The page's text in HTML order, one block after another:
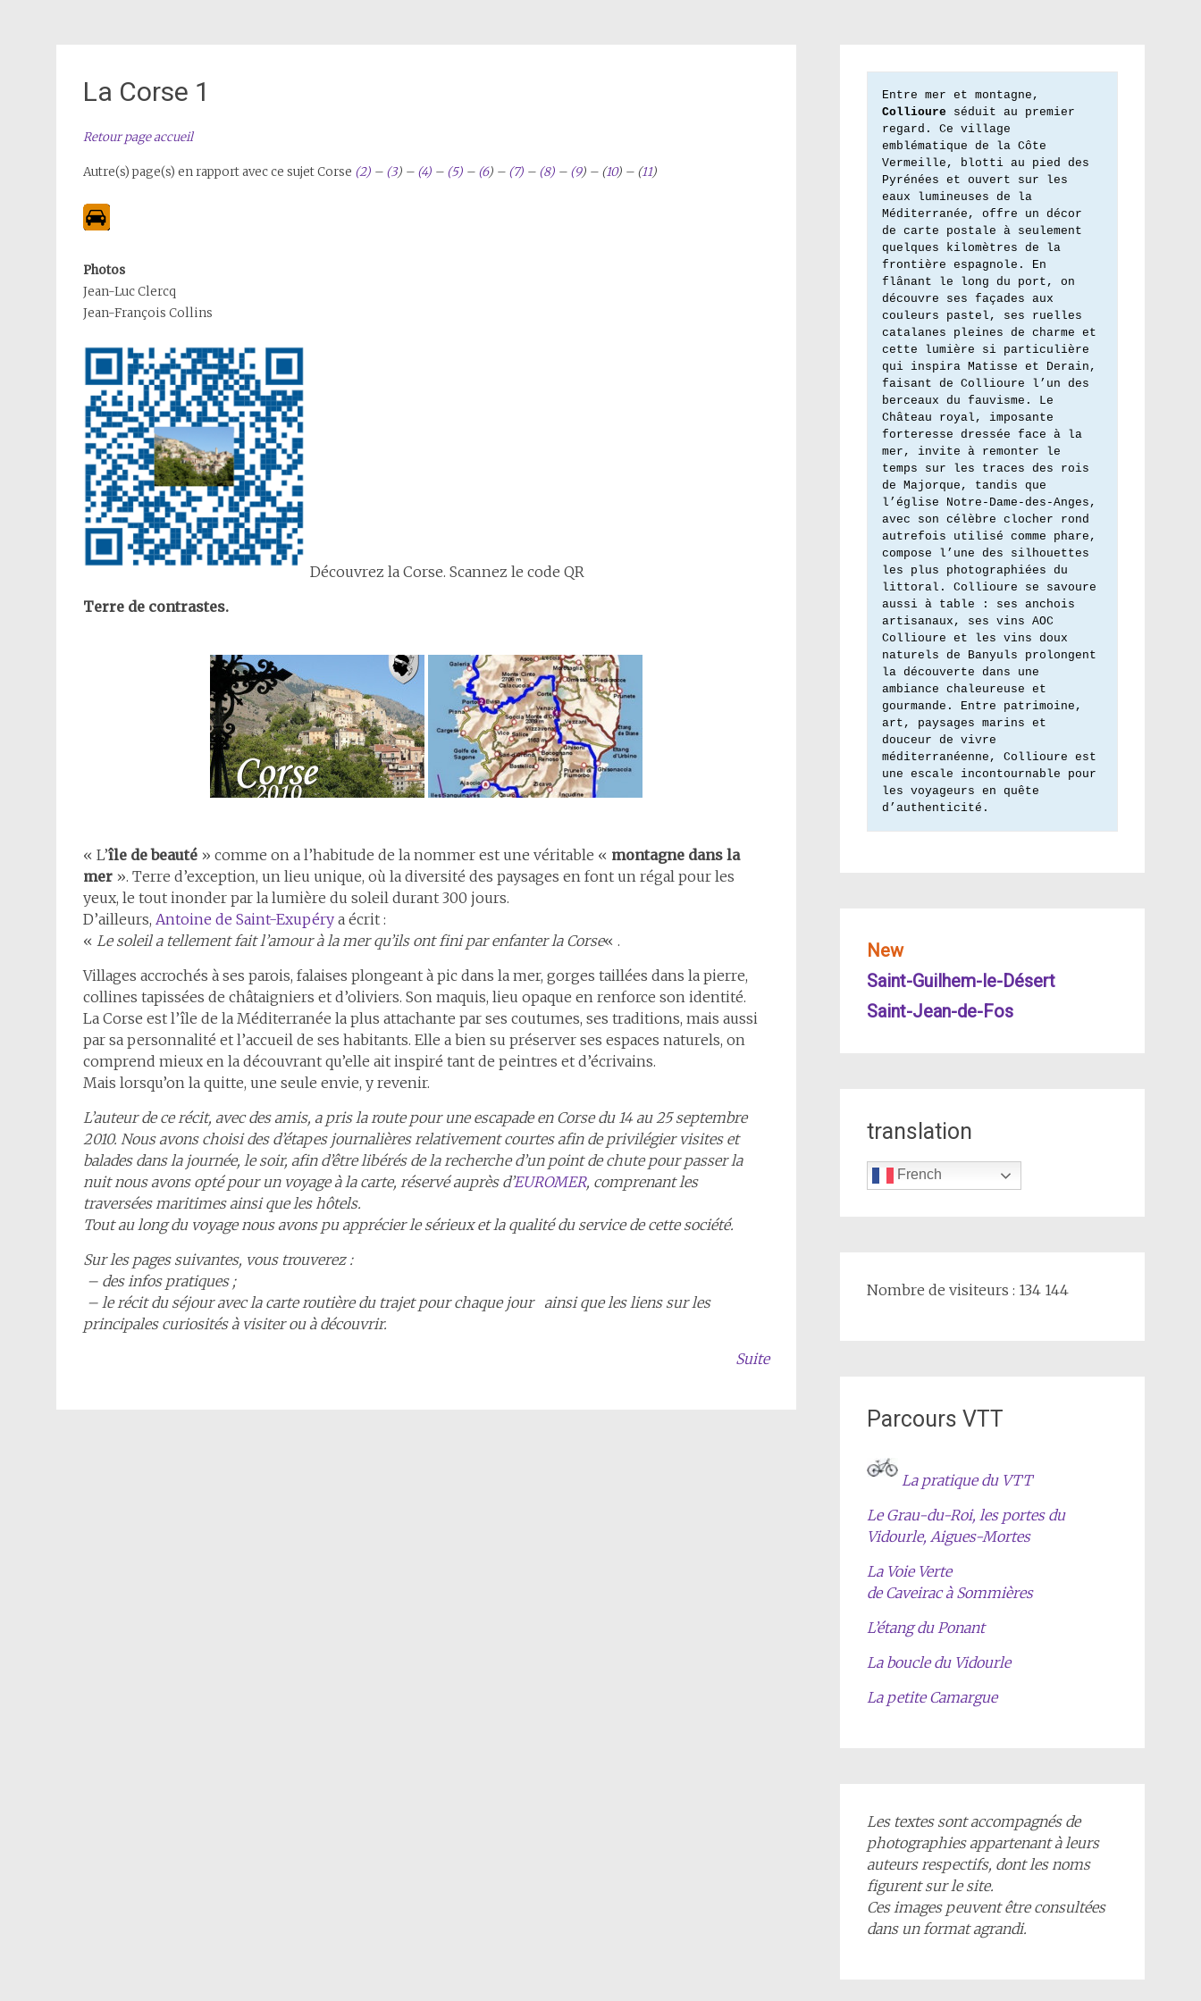
La Corse 1
Retour page accueil
Autre(s) page(s) en rapport avec ce sujetCorse (2) – (3) – (4) – (5) – (6) – (7) – (8) – (9) – (10) – (11)
Photos
Jean-Luc Clercq
Jean-François Collins
Découvrez la Corse. Scannez le code QR
Terre de contrastes.
« L’île de beauté » comme on a l’habitude de la nommer est une véritable « montagne dans la
mer ». Terre d’exception, un lieu unique, où la diversité des paysages en font un régal pour les
yeux, le tout inonder par la lumière du soleil durant 300 jours.
D’ailleurs, Antoine de Saint-Exupéry a écrit :
« Le soleil a tellement fait l’amour à la mer qu’ils ont fini par enfanter la Corse« .
Villages accrochés à ses parois, falaises plongeant à pic dans la mer, gorges taillées dans la pierre,
collines tapissées de châtaigniers et d’oliviers. Son maquis, lieu opaque en renforce son identité.
La Corse est l’île de la Méditerranée la plus attachante par ses coutumes, ses traditions, mais aussi
par sa personnalité et l’accueil de ses habitants. Elle a bien su préserver ses espaces naturels, on
comprend mieux en la découvrant qu’elle ait inspiré tant de peintres et d’écrivains.
Mais lorsqu’on la quitte, une seule envie, y revenir.
L’auteur de ce récit, avec des amis, a pris la route pour une escapade en Corse du 14 au 25 septembre
2010. Nous avons choisi des d’étapes journalières relativement courtes afin de privilégier visites et
balades dans la journée, le soir, afin d’être libérés de la recherche d’un point de chute pour passer la
nuit nous avons opté pour un voyage à la carte, réservé auprès d’EUROMER, comprenant les
traversées maritimes ainsi que les hôtels.
Tout au long du voyage nous avons pu apprécier le sérieux et la qualité du service de cette société.
Sur les pages suivantes, vous trouverez :
– des infos pratiques ;
– le récit du séjour avec la carte routière du trajet pour chaque jour ainsi que les liens sur les
principales curiosités à visiter ou à découvrir.
Suite
Collioure séduit au premier
regard. Ce village
emblématique de la Côte
Vermeille, blotti au pied des
Pyrénées et ouvert sur les
eaux lumineuses de la
Méditerranée, offre un décor
de carte postale à seulement
quelques kilomètres de la
frontière espagnole. En
flânant le long du port, on
découvre ses façades aux
couleurs pastel, ses ruelles
catalanes pleines de charme et
cette lumière si particulière
qui inspira Matisse et Derain,
faisant de Collioure l’un des
berceaux du fauvisme. Le
Château royal, imposante
forteresse dressée face à la
mer, invite à remonter le
temps sur les traces des rois
de Majorque, tandis que
l’église Notre-Dame-des-Anges,
avec son célèbre clocher rond
autrefois utilisé comme phare,
compose l’une des silhouettes
les plus photographiées du
littoral. Collioure se savoure
aussi à table : ses anchois
artisanaux, ses vins AOC
Collioure et les vins doux
naturels de Banyuls prolongent
la découverte dans une
ambiance chaleureuse et
gourmande. Entre patrimoine,
art, paysages marins et
douceur de vivre
méditerranéenne, Collioure est
une escale incontournable pour
les voyageurs en quête
d’authenticité.
New
Saint-Guilhem-le-Désert
Saint-Jean-de-Fos
translation
French
Nombre de visiteurs : 134 144
Parcours VTT
La pratique du VTT
Le Grau-du-Roi, les portes du
Vidourle, Aigues-Mortes
La Voie Verte
de Caveirac à Sommières
L’étang du Ponant
La boucle du Vidourle
La petite Camargue
Les textes sont accompagnés de
photographies appartenant à leurs
auteurs respectifs, dont les noms
figurent sur le site.
Ces images peuvent être consultées
dans un format agrandi.